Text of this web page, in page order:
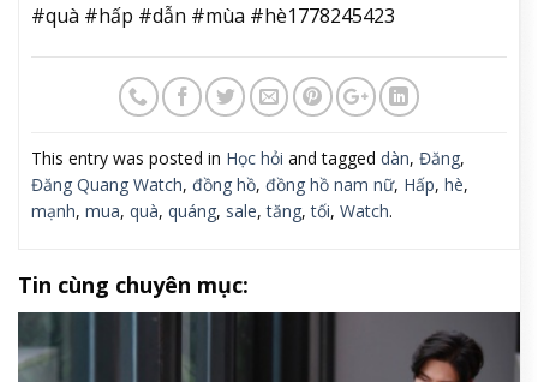
#quà #hấp #dẫn #mùa #hè1778245423
This entry was posted in Học hỏi and tagged dàn, Đăng,
Đăng Quang Watch, đồng hồ, đồng hồ nam nữ, Hấp, hè,
mạnh, mua, quà, quáng, sale,tăng,tối, Watch.
Tin cùng chuyên mục: